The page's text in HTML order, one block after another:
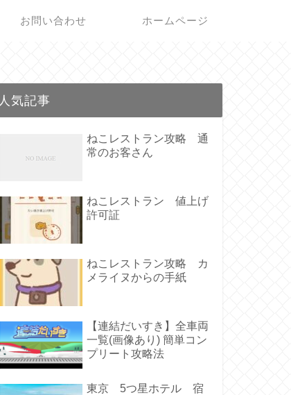
お問い合わせ ホームページ
人気記事
ねこレストラン攻略 通
常のお客さん
ねこレストラン 値上げ
許可証
ねこレストラン攻略 カ
メライヌからの手紙
【連結だいすき】全車両
一覧(画像あり) 簡単コン
プリート攻略法
東京 5つ星ホテル 宿